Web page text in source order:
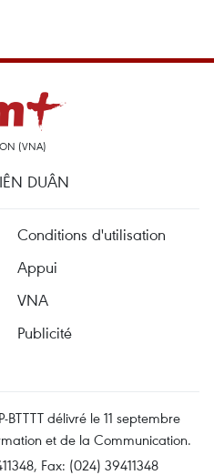
(VNA)
DUÂN
Conditions d'utilisation
Appui
VNA
Publicité
délivré le 11 septembre
et de la Communication.
Fax: (024) 39411348